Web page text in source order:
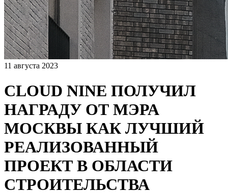
11 августа 2023
CLOUD NINE ПОЛУЧИЛ
НАГРАДУ ОТ МЭРА
МОСКВЫ КАК ЛУЧШИЙ
РЕАЛИЗОВАННЫЙ
ПРОЕКТ В ОБЛАСТИ
СТРОИТЕЛЬСТВА